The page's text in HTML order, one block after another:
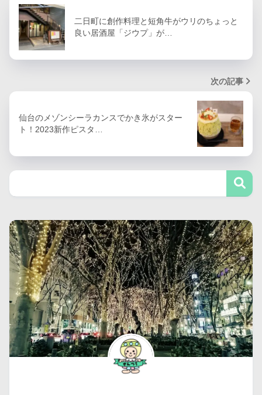
二日町に創作料理と短角牛がウリのちょっと
良い居酒屋「ジウプ」が…
次の記事
仙台のメゾンシーラカンスでかき氷がスター
ト！2023新作ピスタ…